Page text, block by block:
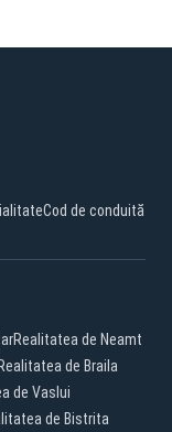
Cod de conduită
Realitatea de Neamt
Realitatea de Braila
de Vaslui
de Bistrita